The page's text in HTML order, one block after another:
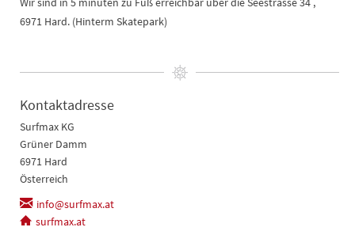
6971 Hard. (Hinterm Skatepark)
Kontaktadresse
Surfmax KG
Grüner Damm
6971 Hard
Österreich
info@surfmax.at
surfmax.at